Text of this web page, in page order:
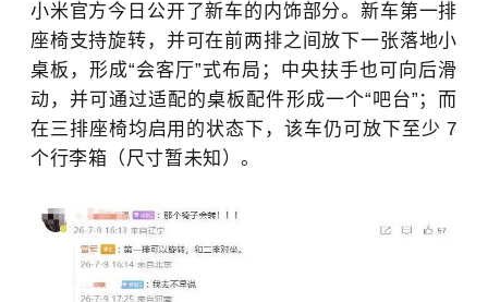
小米官方今日公开了新车的内饰部分。新车第一排
座椅支持旋转，并可在前两排之间放下一张落地小
桌板，形成“会客厅”式布局；中央扶手也可向后滑
动，并可通过适配的桌板配件形成一个“吧台”；而
在三排座椅均启用的状态下，该车仍可放下至少 7
个行李箱（尺寸暂未知）。